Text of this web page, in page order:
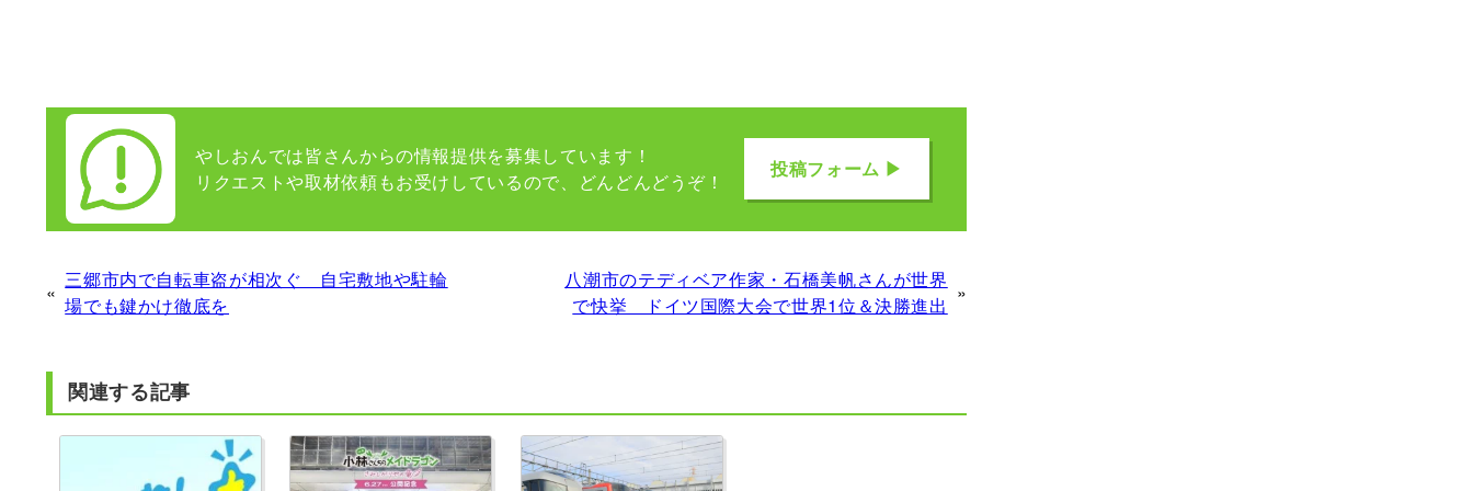
やしおんでは皆さんからの情報提供を募集しています！
リクエストや取材依頼もお受けしているので、どんどんどうぞ！
投稿フォーム ▶
«
三郷市内で自転車盗が相次ぐ 自宅敷地や駐輪
場でも鍵かけ徹底を
八潮市のテディベア作家・石橋美帆さんが世界
で快挙 ドイツ国際大会で世界1位＆決勝進出
»
関連する記事